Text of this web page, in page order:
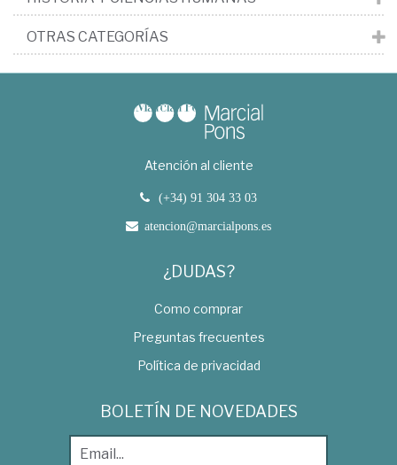
OTRAS CATEGORÍAS
Atención al cliente
(+34) 91 304 33 03
atencion@marcialpons.es
¿DUDAS?
Como comprar
Preguntas frecuentes
Política de privacidad
BOLETÍN DE NOVEDADES